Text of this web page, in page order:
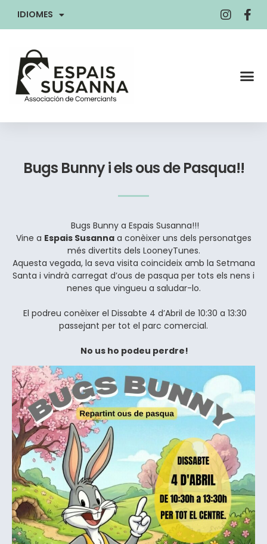
IDIOMES
Bugs Bunny i els ous de Pasqua!!
Bugs Bunny a Espais Susanna!!!
Vine a Espais Susannaa conèixer uns dels personatges
més divertits dels LooneyTunes.
Aquesta vegada, la seva visita coincideix amb la Setmana
Santa i vindrà carregat d’ous de pasqua per tots els nens i
nenes que vingueu a saludar-lo.
El podreu conèixer el Dissabte 4 d’Abril de 10:30 a 13:30
passejant per tot el parc comercial.
No us ho podeu perdre!